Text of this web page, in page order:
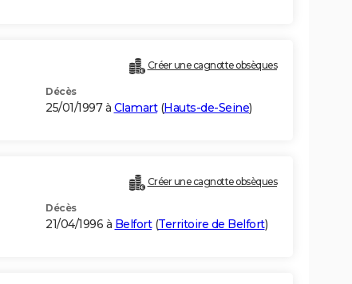
Créer une cagnotte obsèques
Décès
25/01/1997 à Clamart(Hauts-de-Seine)
Créer une cagnotte obsèques
Décès
21/04/1996 à Belfort(Territoire de Belfort)